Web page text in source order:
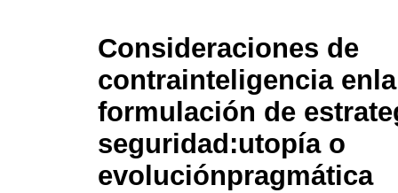
Consideraciones de
contrainteligencia enla
formulación de
seguridad:utopía o
evoluciónpragmática